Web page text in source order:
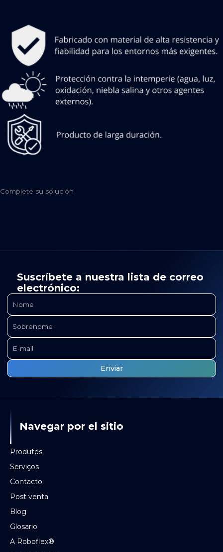
Complete su solución
Suscríbete a nuestra lista de correo
electrónico:
Navegar por el sitio
Produtos
Serviços
Contacto
Post venta
Blog
Glosario
A Roboflex®